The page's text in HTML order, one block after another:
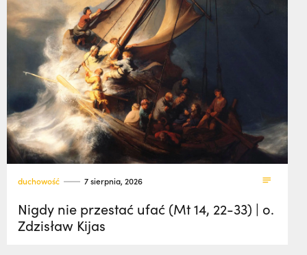
duchowość 7 sierpnia, 2026
Nigdy nie przestać ufać (Mt 14, 22-33) | o.
Zdzisław Kijas